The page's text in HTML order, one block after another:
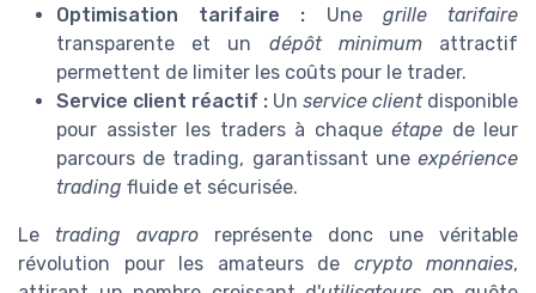
Optimisation tarifaire : Une grille tarifaire
transparente et un dépôt minimumattractif
permettent de limiter les coûts pour le trader.
Service client réactif : Un service clientdisponible
pour assister les traders à chaque étape de leur
parcours de trading, garantissant une expérience
trading fluide et sécurisée.
Le trading avapro représente donc une véritable
révolution pour les amateurs de crypto monnaies,